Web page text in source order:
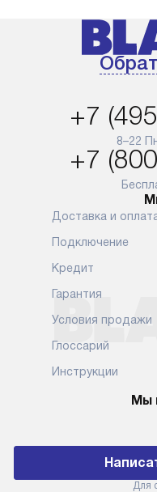
менеджером на
с особым лейблом
доставляются
аксессуаров не
Для доставки в
мы используем
транспортной
Уточняйте все
у нашего менеджера
оформлении заказа.
В установленный
упакованный
к вашей двери или
Если вам необходимо
переместить
установки,
предварительно
с нашим
подлежит оплате.
помнить, что если
прибора не
+7
8–22
+7
Доставка и
Подключение
Кредит
Гарантия
Условия продажи
Глоссарий
Инструкции
Мы
Для